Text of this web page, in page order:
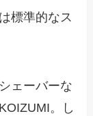
標準的なス
ェーバーな
。し